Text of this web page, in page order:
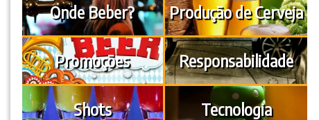
Onde Beber? Produção de Cerveja
Promoções Responsabilidade
Shots Tecnologia